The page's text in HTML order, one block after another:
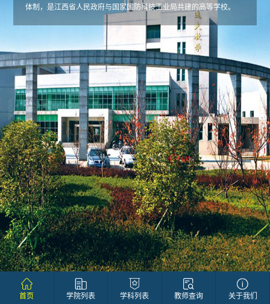
体制，是江西省人民政府与国家国防科技工业局共建的高等学校。
首页 学院列表 学科列表 教师查询 关于我们